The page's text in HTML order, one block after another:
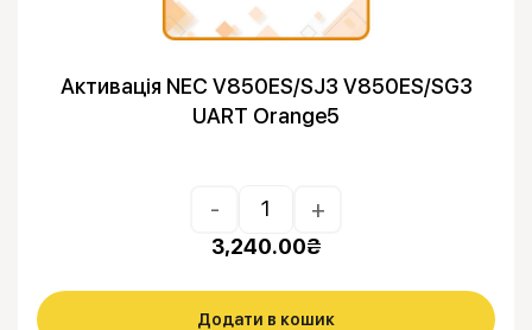
Активація NEC V850ES/SJ3 V850ES/SG3
UART Orange5
- +
3,240.00₴
Додати в кошик